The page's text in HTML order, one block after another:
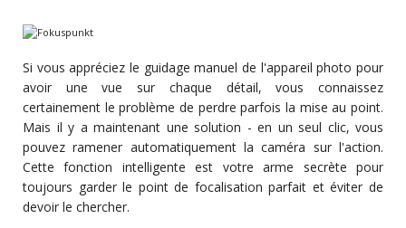
Si vous appréciez le guidage manuel de l'appareil photo pour
avoir une vue sur chaque détail, vous connaissez
certainement le problème de perdre parfois la mise au point.
Mais il y a maintenant une solution - en un seul clic, vous
pouvez ramener automatiquement la caméra sur l'action.
Cette fonction intelligente est votre arme secrète pour
toujours garder le point de focalisation parfait et éviter de
devoir le chercher.